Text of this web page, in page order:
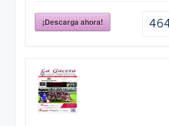
¡Descarga ahora!